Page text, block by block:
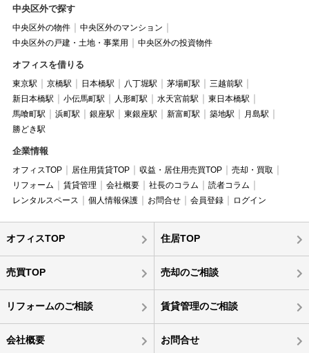
中央区外で探す
中央区外の物件
中央区外のマンション
中央区外の戸建・土地・事業用
中央区外の投資物件
オフィスを借りる
東京駅 京橋駅 日本橋駅 八丁堀駅 茅場町駅
三越前駅
新日本橋駅
小伝馬町駅 人形町駅 水天宮前駅
東日本橋駅
馬喰町駅
浜町駅 銀座駅 東銀座駅 新富町駅 築地駅
月島駅
勝どき駅
企業情報
オフィスTOP 居住用賃貸TOP 収益・居住用売買TOP
売却・買取
リフォーム
賃貸管理 会社概要 社長のコラム
読者コラム
レンタルスペース
個人情報保護 お問合せ 会員登録 ログイン
オフィスTOP 住居TOP
売買TOP 売却のご相談
リフォームのご相談 賃貸管理のご相談
会社概要 お問合せ